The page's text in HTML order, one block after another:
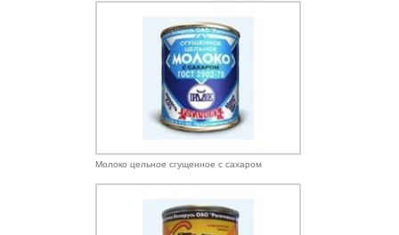
Молоко цельное сгущенное с сахаром